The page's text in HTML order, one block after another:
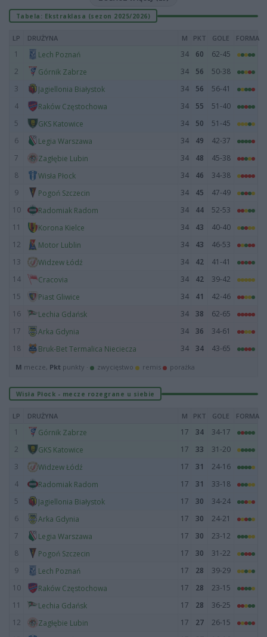
Tabela: Ekstraklasa (sezon 2025/2026)
LP DRUŻYNA M PKT GOLE FORMA
1 Lech Poznań 34 60
62-45
2
Górnik Zabrze 34 56
50-38
3
Jagiellonia Białystok 34 56
56-41
4
Raków Częstochowa 34 55
51-40
5
GKS Katowice 34 50
51-45
6
Legia Warszawa 34 49
42-37
7
Zagłębie Lubin 34 48
45-38
8
Wisła Płock 34 46
34-38
9
Pogoń Szczecin 34 45
47-49
10
Radomiak Radom 34 44
52-53
11
Korona Kielce 34 43
40-40
12
Motor Lublin 34 43
46-53
13
Widzew Łódź 34 42
41-41
14
Cracovia 34 42
39-42
15
Piast Gliwice 34 41
42-46
16
Lechia Gdańsk 34 38
62-65
17
Arka Gdynia 34 36
34-61
18
Bruk-Bet Termalica Nieciecza 34 34 43-65
M mecze, Pkt punkty · zwycięstwo remis porażka
Wisła Płock - mecze rozegrane u siebie
LP DRUŻYNA M PKT GOLE FORMA
1 Górnik Zabrze 17 34
34-17
2
GKS Katowice 17 33
31-20
3
Widzew Łódź 17 31
24-16
4
Radomiak Radom 17 31
33-18
5
Jagiellonia Białystok 17 30
34-24
6
Arka Gdynia 17 30
24-21
7
Legia Warszawa 17 30
23-12
8
Pogoń Szczecin 17 30
31-22
9
Lech Poznań 17 28
39-29
10
Raków Częstochowa 17 28
23-15
11
Lechia Gdańsk 17 28
36-25
12
Zagłębie Lubin 17 27
26-15